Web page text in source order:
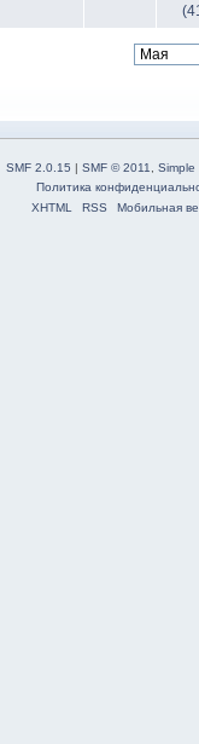
SMF 2.0.15 | SMF © 2011, Simple
Политика
XHTML
RSS Мобильная